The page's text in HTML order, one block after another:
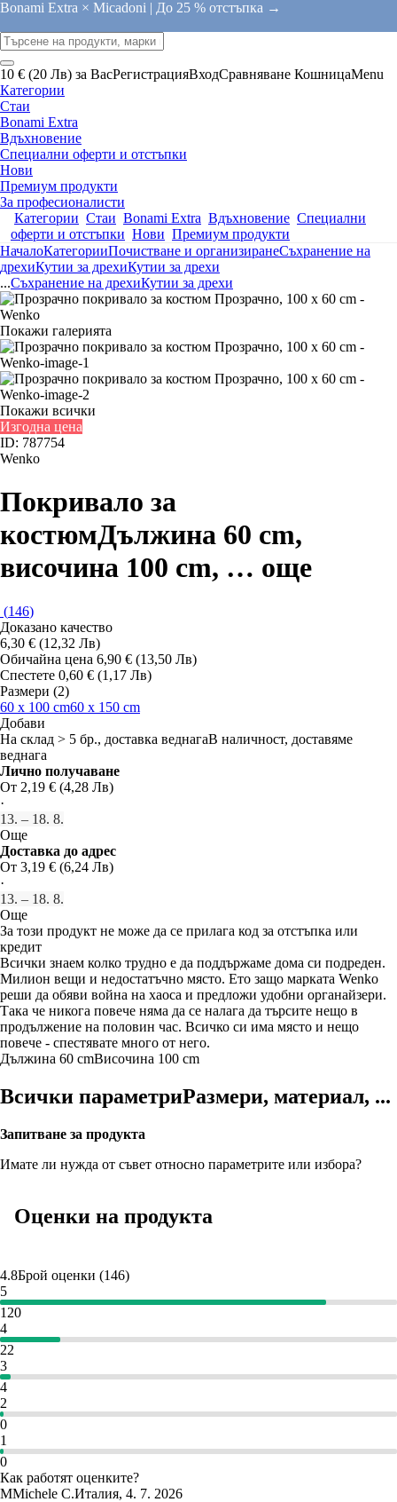
Bonami Extra × Micadoni | До 25 % отстъпка →
10 € (20 Лв) за ВасРегистрацияВходСравняване КошницаMenu
Категории
Стаи
Bonami Extra
Вдъхновение
Специални оферти и отстъпки
Нови
Премиум продукти
За професионалисти
Категории Стаи Bonami Extra Вдъхновение Специални
оферти и отстъпки Нови Премиум продукти
НачалоКатегорииПочистване и организиранеСъхранение на
дрехиКутии за дрехиКутии за дрехи
...Съхранение на дрехиКутии за дрехи
Покажи галерията
Покажи всички
Изгодна цена
ID: 787754
Wenko
Покривало за
костюмДължина 60 cm,
височина 100 cm, … още
(146)
Доказано качество
6,30 € (12,32 Лв)
Обичайна цена 6,90 € (13,50 Лв)
Спестете 0,60 € (1,17 Лв)
Размери (2)
60 x 100 cm60 x 150 cm
Добави
На склад > 5 бр., доставка веднагаВ наличност, доставяме
веднага
Лично получаване
От 2,19 € (4,28 Лв)
·
13. – 18. 8.
Още
Доставка до адрес
От 3,19 € (6,24 Лв)
·
13. – 18. 8.
Още
За този продукт не може да се прилага код за отстъпка или
кредит
Всички знаем колко трудно е да поддържаме дома си подреден.
Милион вещи и недостатъчно място. Ето защо марката Wenko
реши да обяви война на хаоса и предложи удобни органайзери.
Така че никога повече няма да се налага да търсите нещо в
продължение на половин час. Всичко си има място и нещо
повече - спестявате много от него.
Дължина 60 cmВисочина 100 cm
Всички параметриРазмери, материал, ...
Запитване за продукта
Имате ли нужда от съвет относно параметрите или избора?
Оценки на продукта
4.8Брой оценки (146)
5
120
4
22
3
4
2
0
1
0
Как работят оценките?
MMichele C.Италия, 4. 7. 2026